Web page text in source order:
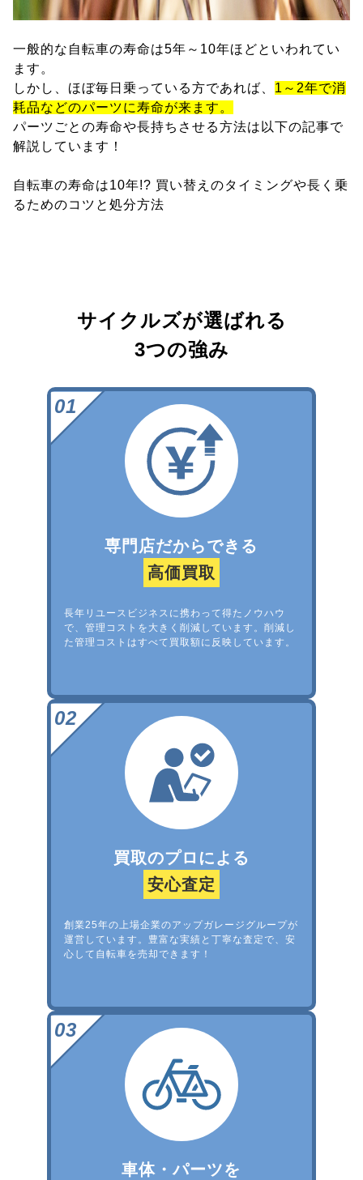
一般的な自転車の寿命は5年～10年ほどといわれてい
ます。
しかし、ほぼ毎日乗っている方であれば、 1～2年で消
耗品などのパーツに寿命が来ます。
パーツごとの寿命や長持ちさせる方法は以下の記事で
解説しています！
自転車の寿命は10年!? 買い替えのタイミングや長く乗
るためのコツと処分方法
サイクルズが選ばれる
3つの強み
専門店だからできる
高価買取
長年リユースビジネスに携わって得たノウハウ
で、管理コストを大きく削減しています。削減し
た管理コストはすべて買取額に反映しています。
買取のプロによる
安心査定
創業25年の上場企業のアップガレージグループが
運営しています。豊富な実績と丁寧な査定で、安
心して自転車を売却できます！
車体・パーツを